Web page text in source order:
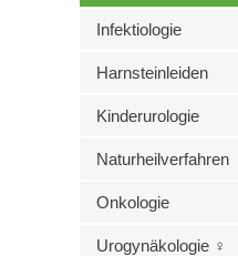
Infektiologie
Harnsteinleiden
Kinderurologie
Naturheilverfahren
Onkologie
Urogynäkologie ♀